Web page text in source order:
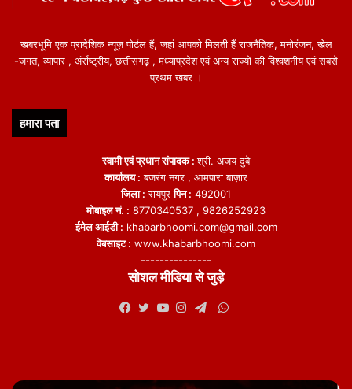
खबरभूमि एक प्रादेशिक न्यूज़ पोर्टल हैं, जहां आपको मिलती हैं राजनैतिक, मनोरंजन, खेल
-जगत, व्यापार , अंर्राष्ट्रीय, छत्तीसगढ़ , मध्याप्रदेश एवं अन्य राज्यो की विश्वशनीय एवं सबसे
प्रथम खबर ।
हमारा पता
स्वामी एवं प्रधान संपादक :श्री. अजय दुबे
कार्यालय : बजरंग नगर , आमपारा बाज़ार
जिला : रायपुरपिन : 492001
मोबाइल नं. : 8770340537 , 9826252923
ईमेल आईडी : khabarbhoomi.com@gmail.com
वेबसाइट : www.khabarbhoomi.com
---------------
सोशल मीडिया से जुड़े
WhatsApp